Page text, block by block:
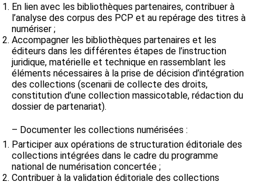
En lien avec les bibliothèques partenaires, contribuer à
l’analyse des corpus des PCP et au repérage des titres à
numériser ;
Accompagner les bibliothèques partenaires et les
éditeurs dans les différentes étapes de l’instruction
juridique, matérielle et technique en rassemblant les
éléments nécessaires à la prise de décision d’intégration
des collections (scenarii de collecte des droits,
constitution d’une collection massicotable, rédaction du
dossier de partenariat).
– Documenter les collections numérisées :
Participer aux opérations de structuration éditoriale des
collections intégrées dans le cadre du programme
national de numérisation concertée ;
Contribuer à la validation éditoriale des collections